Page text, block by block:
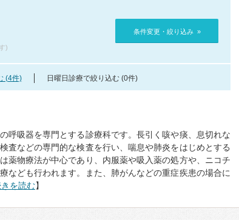
)
条件変更・絞り込み »
(4件) 日曜日診療で絞り込む (0件)
呼吸器を専門とする診療科です。長引く咳や痰、息切れな
査などの専門的な検査を行い、喘息や肺炎をはじめとする
薬物療法が中心であり、内服薬や吸入薬の処方や、ニコチ
なども行われます。また、肺がんなどの重症疾患の場合に
を読む】